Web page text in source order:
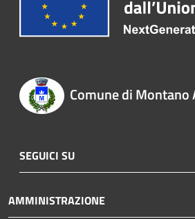
Comune di Montano
SEGUICI SU
AMMINISTRAZIONE